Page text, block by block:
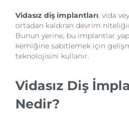
Vidasız diş implantları, vida
ortadan kaldıran devrim
Bunun yerine, bu implantlar
kemiğine sabitlemek için
teknolojisini kullanır.
Vidasız Diş
Nedir?